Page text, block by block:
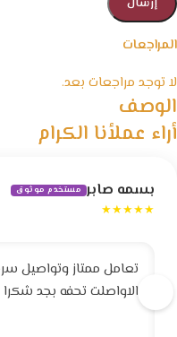
المراجعات
لا توجد مراجعات بعد.
الوصف
أراء عملأنا الكرام
بسمه صابر مستخدم موثوق
★★★★★
تعامل ممتاز وتواصيل
الاواصلت تحفه بجد شكرا